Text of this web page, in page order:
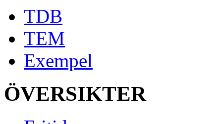
TDB
TEM
Exempel
ÖVERSIKTER